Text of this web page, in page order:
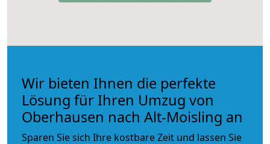
Wir bieten Ihnen die perfekte
Lösung für Ihren Umzug von
Oberhausen nach Alt-Moisling an
Sparen Sie sich Ihre kostbare Zeit und lassen Sie